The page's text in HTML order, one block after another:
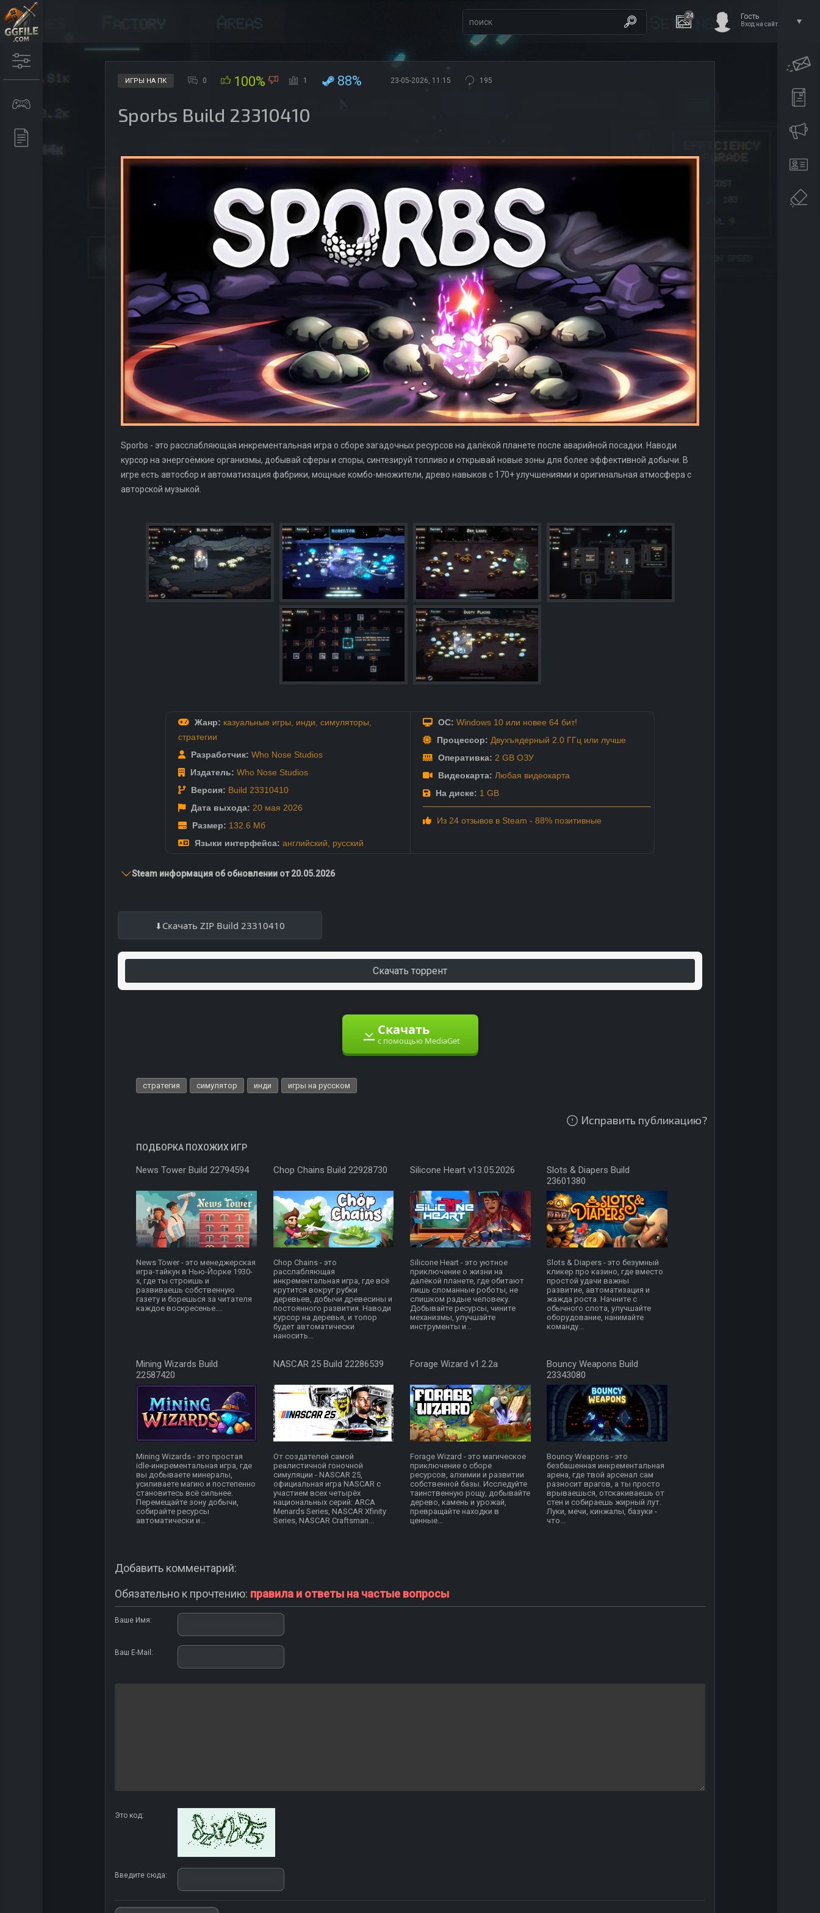
24 Гость
Вход на сайт
ИГРЫ НА ПК 0 100% 1 88% 23-05-2026, 11:15 195
Sporbs Build 23310410
Sporbs - это расслабляющая инкрементальная игра о сборе загадочных ресурсов на далёкой планете после аварийной посадки. Наводи
курсор на энергоёмкие организмы, добывай сферы и споры, синтезируй топливо и открывай новые зоны для более эффективной добычи. В
игре есть автосбор и автоматизация фабрики, мощные комбо-множители, древо навыков с 170+ улучшениями и оригинальная атмосфера с
авторской музыкой.
Жанр: казуальные игры, инди, симуляторы,
стратегии
Разработчик: Who Nose Studios
Издатель: Who Nose Studios
Версия: Build 23310410
Дата выхода: 20 мая 2026
Размер: 132.6 Мб
Языки интерфейса: английский, русский
ОС: Windows 10 или новее 64 бит!
Процессор: Двухъядерный 2.0 ГГц или лучше
Оперативка: 2 GB ОЗУ
Видеокарта: Любая видеокарта
На диске: 1 GB
Из 24 отзывов в Steam - 88% позитивные
Steam информация об обновлении от 20.05.2026
Скачать ZIP Build 23310410
Скачать торрент
Скачать
с помощью MediaGet
стратегия симулятор инди игры на русском
Исправить публикацию?
ПОДБОРКА ПОХОЖИХ ИГР
News Tower Build 22794594
News Tower - это менеджерская
игра-тайкун в Нью-Йорке 1930-
х, где ты строишь и
развиваешь собственную
газету и борешься за читателя
каждое воскресенье....
Chop Chains Build 22928730
Chop Chains - это
расслабляющая
инкрементальная игра, где всё
крутится вокруг рубки
деревьев, добычи древесины и
постоянного развития. Наводи
курсор на деревья, и топор
будет автоматически
наносить...
Silicone Heart v13.05.2026
Silicone Heart - это уютное
приключение о жизни на
далёкой планете, где обитают
лишь сломанные роботы, не
слишком радые человеку.
Добывайте ресурсы, чините
механизмы, улучшайте
инструменты и...
Slots & Diapers Build
23601380
Slots & Diapers - это безумный
кликер про казино, где вместо
простой удачи важны
развитие, автоматизация и
жажда роста. Начните с
обычного слота, улучшайте
оборудование, нанимайте
команду...
Mining Wizards Build
22587420
Mining Wizards - это простая
idle-инкрементальная игра, где
вы добываете минералы,
усиливаете магию и постепенно
становитесь всё сильнее.
Перемещайте зону добычи,
собирайте ресурсы
автоматически и...
NASCAR 25 Build 22286539
От создателей самой
реалистичной гоночной
симуляции - NASCAR 25,
официальная игра NASCAR с
участием всех четырёх
национальных серий: ARCA
Menards Series, NASCAR Xfinity
Series, NASCAR Craftsman...
Forage Wizard v1.2.2a
Forage Wizard - это магическое
приключение о сборе
ресурсов, алхимии и развитии
собственной базы. Исследуйте
таинственную рощу, добывайте
дерево, камень и урожай,
превращайте находки в
ценные...
Bouncy Weapons Build
23343080
Bouncy Weapons - это
безбашенная инкрементальная
арена, где твой арсенал сам
разносит врагов, а ты просто
врываешься, отскакиваешь от
стен и собираешь жирный лут.
Луки, мечи, кинжалы, базуки -
что...
Добавить комментарий:
Обязательно к прочтению: правила и ответы на частые вопросы
Ваше Имя:
Ваш E-Mail:
Это код:
Введите сюда: